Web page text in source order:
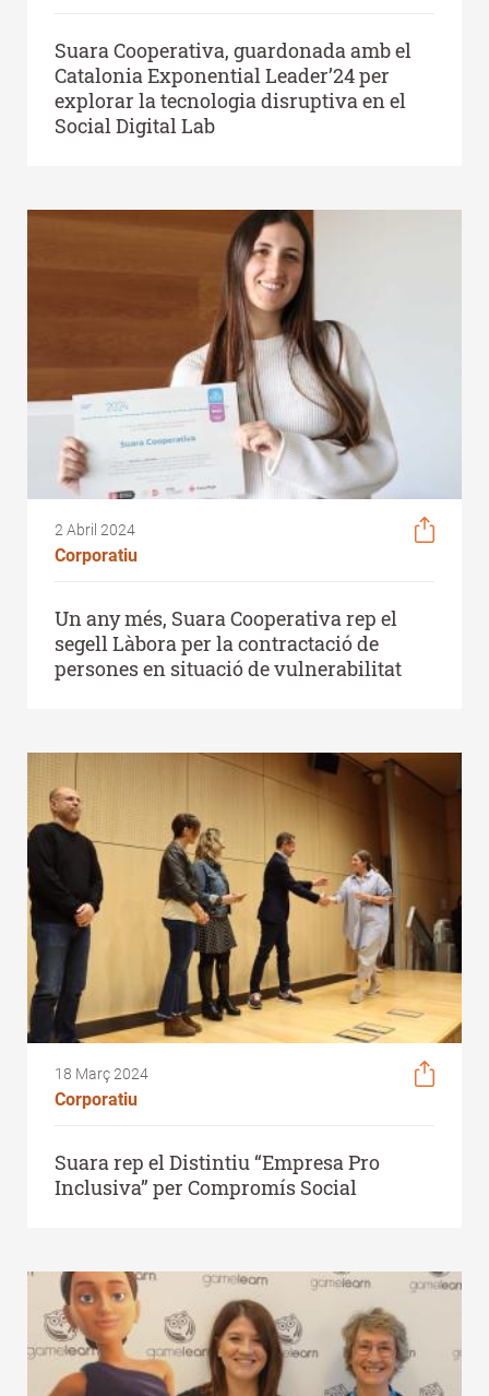
Suara Cooperativa, guardonada amb el
Catalonia Exponential Leader’24 per
explorar la tecnologia disruptiva en el
Social Digital Lab
2 Abril 2024
Corporatiu
Un any més, Suara Cooperativa rep el
segell Làbora per la contractació de
persones en situació de vulnerabilitat
18 Març 2024
Corporatiu
Suara rep el Distintiu “Empresa Pro
Inclusiva” per Compromís Social